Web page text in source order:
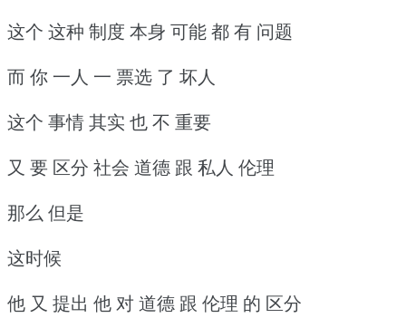
这个 这种 制度 本身 可能 都 有 问题
而 你 一人 一 票选 了 坏人
这个 事情 其实 也 不 重要
又 要 区分 社会 道德 跟 私人 伦理
那么 但是
这时候
他 又 提出 他 对 道德 跟 伦理 的 区分